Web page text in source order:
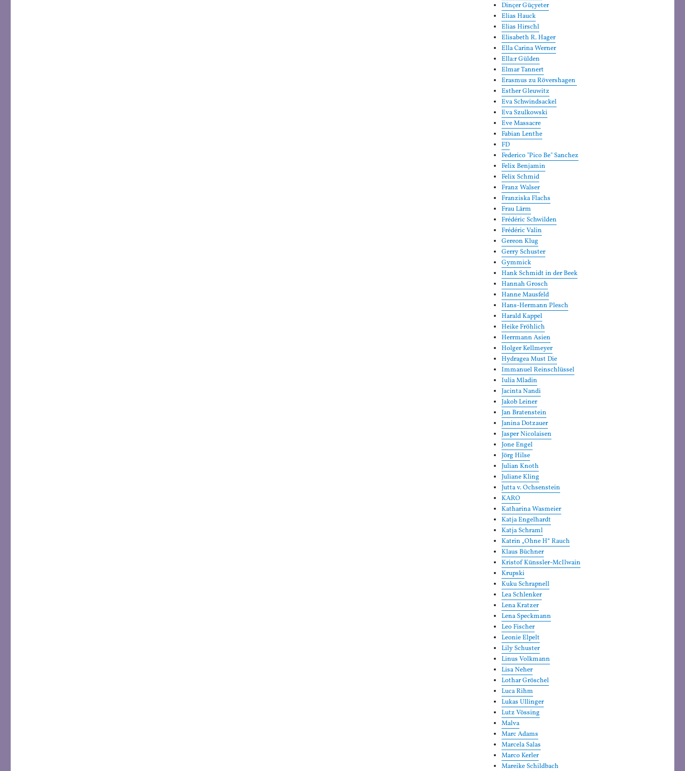
Dinçer Güçyeter
Elias Hauck
Elias Hirschl
Elisabeth R. Hager
Ella Carina Werner
Ella:r Gülden
Elmar Tannert
Erasmus zu Rövershagen
Esther Gleuwitz
Eva Schwindsackel
Eva Szulkowski
Eve Massacre
Fabian Lenthe
FD
Federico "Pico Be" Sanchez
Felix Benjamin
Felix Schmid
Franz Walser
Franziska Flachs
Frau Lärm
Frédéric Schwilden
Frédéric Valin
Gereon Klug
Gerry Schuster
Gymmick
Hank Schmidt in der Beek
Hannah Grosch
Hanne Mausfeld
Hans-Hermann Plesch
Harald Kappel
Heike Fröhlich
Herrmann Asien
Holger Kellmeyer
Hydragea Must Die
Immanuel Reinschlüssel
Iulia Mladin
Jacinta Nandi
Jakob Leiner
Jan Bratenstein
Janina Dotzauer
Jasper Nicolaisen
Jone Engel
Jörg Hilse
Julian Knoth
Juliane Kling
Jutta v. Ochsenstein
KARO
Katharina Wasmeier
Katja Engelhardt
Katja Schraml
Katrin „Ohne H“ Rauch
Klaus Büchner
Kristof Künssler-McIlwain
Krupski
Kuku Schrapnell
Lea Schlenker
Lena Kratzer
Lena Speckmann
Leo Fischer
Leonie Elpelt
Lily Schuster
Linus Volkmann
Lisa Neher
Lothar Gröschel
Luca Rihm
Lukas Ullinger
Lutz Vössing
Malva
Marc Adams
Marcela Salas
Marco Kerler
Mareike Schildbach